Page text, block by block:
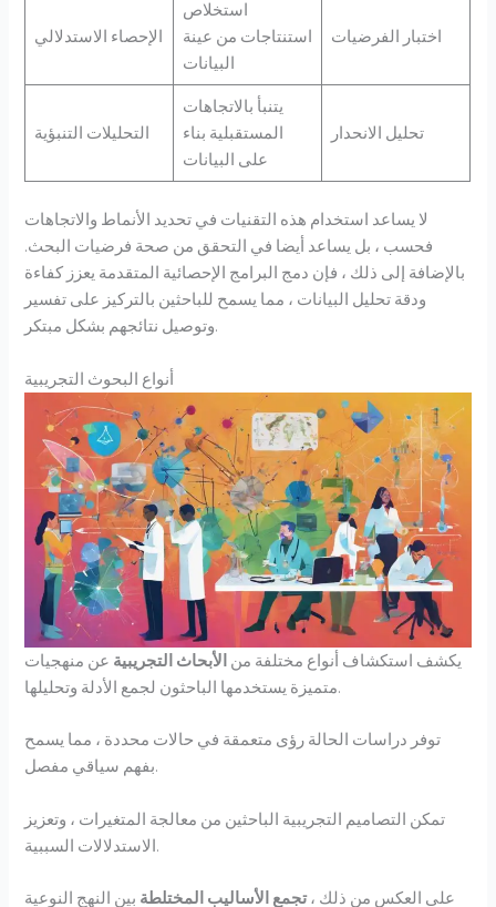
الإحصاء الاستدلالي
استخلاص
استنتاجات من عينة
البيانات
اختبار الفرضيات
التحليلات التنبؤية
يتنبأ بالاتجاهات
المستقبلية بناء
على البيانات
تحليل الانحدار
لا يساعد استخدام هذه التقنيات في تحديد الأنماط والاتجاهات
فحسب ، بل يساعد أيضا في التحقق من صحة فرضيات البحث.
بالإضافة إلى ذلك ، فإن دمج البرامج الإحصائية المتقدمة يعزز كفاءة
ودقة تحليل البيانات ، مما يسمح للباحثين بالتركيز على تفسير
وتوصيل نتائجهم بشكل مبتكر.
أنواع البحوث التجريبية
يكشف استكشاف أنواع مختلفة من الأبحاث التجريبية عن منهجيات
متميزة يستخدمها الباحثون لجمع الأدلة وتحليلها.
توفر دراسات الحالة رؤى متعمقة في حالات محددة ، مما يسمح
بفهم سياقي مفصل.
تمكن التصاميم التجريبية الباحثين من معالجة المتغيرات ، وتعزيز
الاستدلالات السببية.
على العكس من ذلك ،تجمع الأساليب المختلطة بين النهج النوعية